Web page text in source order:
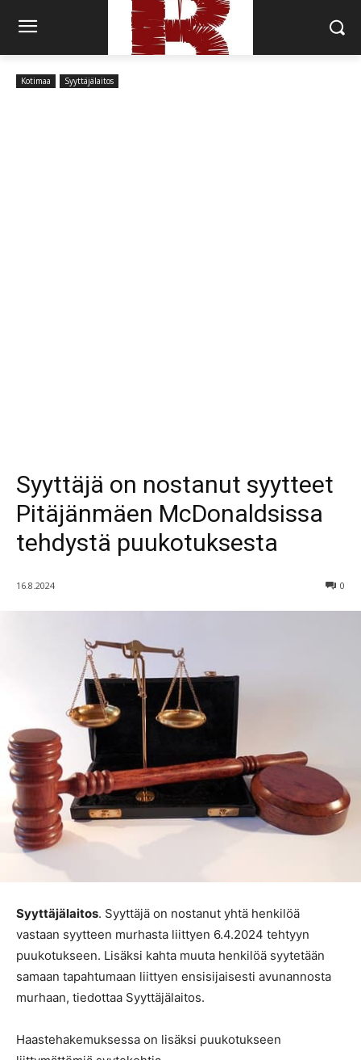
Kotimaa Syyttäjälaitos
Syyttäjä on nostanut syytteet
Pitäjänmäen McDonaldsissa
tehdystä puukotuksesta
16.8.2024 0
Syyttäjälaitos. Syyttäjä on nostanut yhtä henkilöä
vastaan syytteen murhasta liittyen 6.4.2024 tehtyyn
puukotukseen. Lisäksi kahta muuta henkilöä syytetään
samaan tapahtumaan liittyen ensisijaisesti avunannosta
murhaan, tiedottaa Syyttäjälaitos.
Haastehakemuksessa on lisäksi puukotukseen